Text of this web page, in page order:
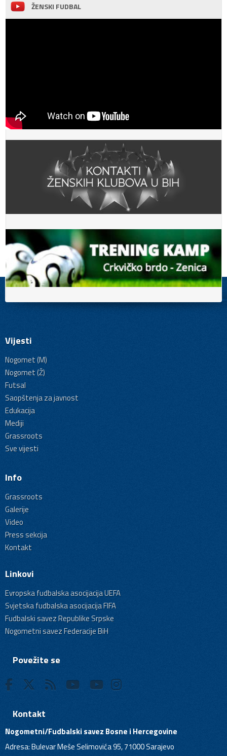
ŽENSKI FUDBAL
Vijesti
Nogomet (M)
Nogomet (Ž)
Futsal
Saopštenja za javnost
Edukacija
Mediji
Grassroots
Sve vijesti
Info
Grassroots
Galerije
Video
Press sekcija
Kontakt
Linkovi
Evropska fudbalska asocijacija UEFA
Svjetska fudbalska asocijacija FIFA
Fudbalski savez Republike Srpske
Nogometni savez Federacije BiH
Povežite se
Kontakt
Nogometni/Fudbalski savez Bosne i Hercegovine
Adresa: Bulevar Meše Selimovića 95, 71000 Sarajevo